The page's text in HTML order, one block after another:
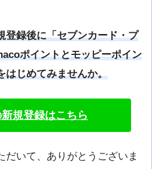
登録後に「セブンカード・プ
ポイントとモッピーポイン
はじめてみませんか。
規登録はこちら
だいて、ありがとうございま